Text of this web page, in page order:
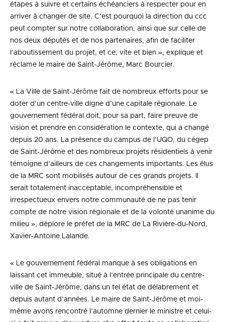
étapes à suivre et certains échéanciers à respecter pour en
arriver à changer de site. C’est pourquoi la direction du ccc
peut compter sur notre collaboration, ainsi que sur celle de
nos deux députés et de nos partenaires, afin de faciliter
l’aboutissement du projet, et ce, vite et bien », explique et
réclame le maire de Saint-Jérôme, Marc Bourcier.
« La Ville de Saint-Jérôme fait de nombreux efforts pour se
doter d’un centre-ville digne d’une capitale régionale. Le
gouvernement fédéral doit, pour sa part, faire preuve de
vision et prendre en considération le contexte, qui a changé
depuis 20 ans. La présence du campus de l’UQO, du cégep
de Saint-Jérôme et des nombreux projets résidentiels à venir
témoigne d’ailleurs de ces changements importants. Les élus
de la MRC sont mobilisés autour de ces grands projets. Il
serait totalement inacceptable, incompréhensible et
irrespectueux envers notre communauté de ne pas tenir
compte de notre vision régionale et de la volonté unanime du
milieu », déplore le préfet de la MRC de La Rivière-du-Nord,
Xavier-Antoine Lalande.
« Le gouvernement fédéral manque à ses obligations en
laissant cet immeuble, situé à l’entrée principale du centre-
ville de Saint-Jérôme, dans un tel état de délabrement et
depuis autant d’années. Le maire de Saint-Jérôme et moi-
même avons rencontré l’automne dernier le ministre et celui-